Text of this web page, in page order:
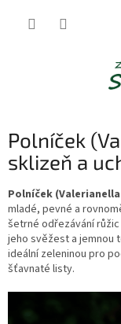
Polníček
sklizeň a
Polníček
mladé, pevné a
šetrné odřezávání
jeho svěžest a jemnou
ideální zeleninou pro
šťavnaté listy.